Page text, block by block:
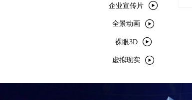
企业宣传片 
全景动画 
裸眼3D 
虚拟现实 